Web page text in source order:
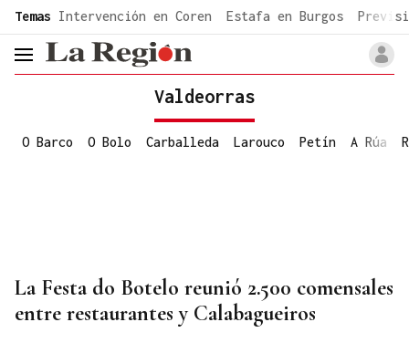
common.go-to-content
Temas Intervención en Coren Estafa en Burgos
header.menu.open
Valdeorras
O Barco O Bolo Carballeda Larouco Petín A Rúa
La Festa do Botelo reunió 2.500 comensales
entre restaurantes y Calabagueiros